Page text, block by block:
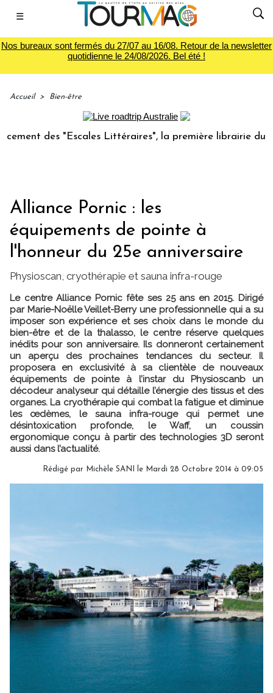
☰
Nos bureaux sont fermés du 27/07 au 16/08. Retour de la newsletter
quotidienne le 24/08/2026. Bel été !
Accueil > Bien-être
"Escales Littéraires", la première librairie du voyage
Alliance Pornic : les
équipements de pointe à
l'honneur du 25e anniversaire
Physioscan, cryothérapie et sauna infra-rouge
Le centre Alliance Pornic fête ses 25 ans en 2015. Dirigé
par Marie-Noëlle Veillet-Berry une professionnelle qui a su
imposer son expérience et ses choix dans le monde du
bien-être et de la thalasso, le centre réserve quelques
inédits pour son anniversaire. Ils donneront certainement
un aperçu des prochaines tendances du secteur. Il
proposera en exclusivité à sa clientèle de nouveaux
équipements de pointe à l’instar du Physioscanb un
décodeur analyseur qui détaille l’énergie des tissus et des
organes. La cryothérapie qui combat la fatigue et diminue
les œdèmes, le sauna infra-rouge qui permet une
désintoxication profonde, leWaff, un coussin
ergonomique conçu à partir des technologies 3D seront
aussi dans l’actualité.
Rédigé par Michèle SANI le Mardi 28 Octobre 2014 à 09:05